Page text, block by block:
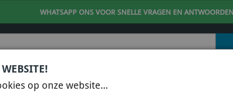
WHATSAPP ONS VOOR SNELLE VRAGEN EN
00VOOR DESKUNDIG ADVIES
op onze website...